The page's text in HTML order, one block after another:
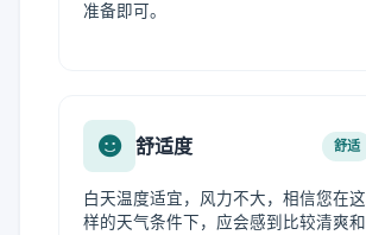
准备即可。
舒适度 舒适
白天温度适宜，风力不大，相信您在这
样的天气条件下，应会感到比较清爽和